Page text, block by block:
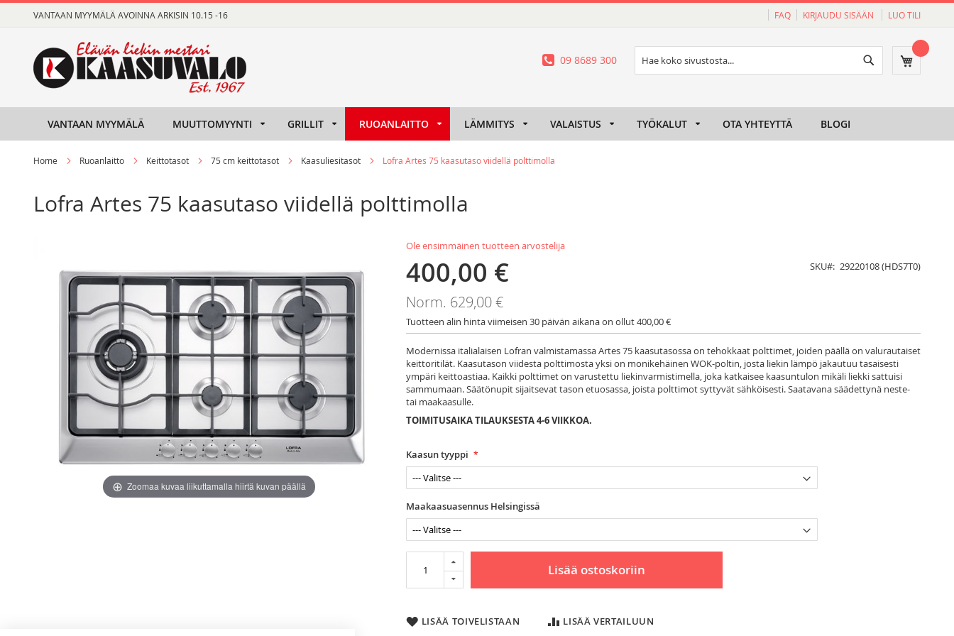
to
VANTAAN MYYMÄLÄ AVOINNA ARKISIN 10.15 -16 FAQ KIRJAUDU SISÄÄN LUO TILI
Ostoskori
Haku
09 8689 300
VANTAAN MYYMÄLÄ MUUTTOMYYNTI GRILLIT RUOANLAITTO LÄMMITYS VALAISTUS TYÖKALUT OTA YHTEYTTÄ BLOGI
Home Ruoanlaitto Keittotasot 75 cm keittotasot Kaasuliesitasot Lofra Artes 75 kaasutaso viidellä polttimolla
Lofra Artes 75 kaasutaso viidellä polttimolla
Ole ensimmäinen tuotteen arvostelija
Tarjoushinta
400,00 €
Norm. 629,00 €
Tuotteen alin hinta viimeisen 30 päivän aikana on ollut 400,00 €
SKU 29220108 (HDS7T0)
Modernissa italialaisen Lofran valmistamassa Artes 75 kaasutasossa on tehokkaat polttimet, joiden päällä on valurautaiset
keittoritilät. Kaasutason viidesta polttimosta yksi on monikehäinen WOK-poltin, josta liekin lämpö jakautuu tasaisesti
ympäri keittoastiaa. Kaikki polttimet on varustettu liekinvarmistimella, joka katkaisee kaasuntulon mikäli liekki sattuisi
sammumaan. Säätönupit sijaitsevat tason etuosassa, joista polttimot syttyvät sähköisesti. Saatavana säädettynä neste-
tai maakaasulle.
TOIMITUSAIKA TILAUKSESTA 4-6 VIIKKOA.
Kaasun tyyppi
Maakaasuasennus Helsingissä
Lisää ostoskoriin
LISÄÄ TOIVELISTAAN LISÄÄ VERTAILUUN
beginning
Zoomaa kuvaa liikuttamalla hiirtä kuvan päällä